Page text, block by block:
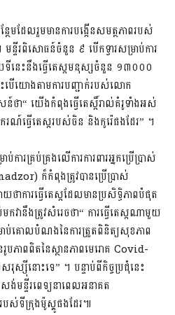
ថែមដែលរួមមានការបង្កើនសមត្ថភាពរបស់
មន្ទីរពិសោធន៍ចំនួន ៩ បើកទ្វារសម្រាប់ការ
នេះនឹងធ្វើតេស្តមនុស្សចំនួន ១៣០០០
ើយោងតាមការបញ្ជាក់របស់លោក
ា“ យើងកំពុងធ្វើតេស្តិ៍រាល់គំរូទាំងអស់
ធ្វើតេស្តរបស់ចិន និងកូរ៉េផងដែរ” ។
ារគ្រប់គ្រងលើការការពារអ្នកប្រើប្រាស់
ក៏កំពុងត្រូវបានប្រើប្រាស់
ាការធ្វើតេស្តដែលមានប្រសិទ្ធិភាពបំផុត
វានឹងត្រូវសំរេចថា“ ការធ្វើតេស្តណាមួយ
ប់គោលបំណងនៃការត្រួតពិនិត្យសុខភាព
បភាពពិតនៃស្ថានភាពមេរោគ Covid-
រុស្ស៊ីនោះទេ” ។ បន្ទាប់ពីកិច្ចប្រជុំនេះ
មន្ទីរពេទ្យនាពេលអនាគត
ទីក្រុងម៉ូស្គូផងដែរ៕